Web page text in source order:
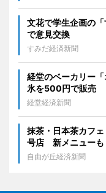
文花で学生企画の
で意見交換
すみだ経済新聞
経堂のベーカリー
氷を500円で販売
経堂経済新聞
抹茶・日本茶カフ
号店 新メニューも
自由が丘経済新聞